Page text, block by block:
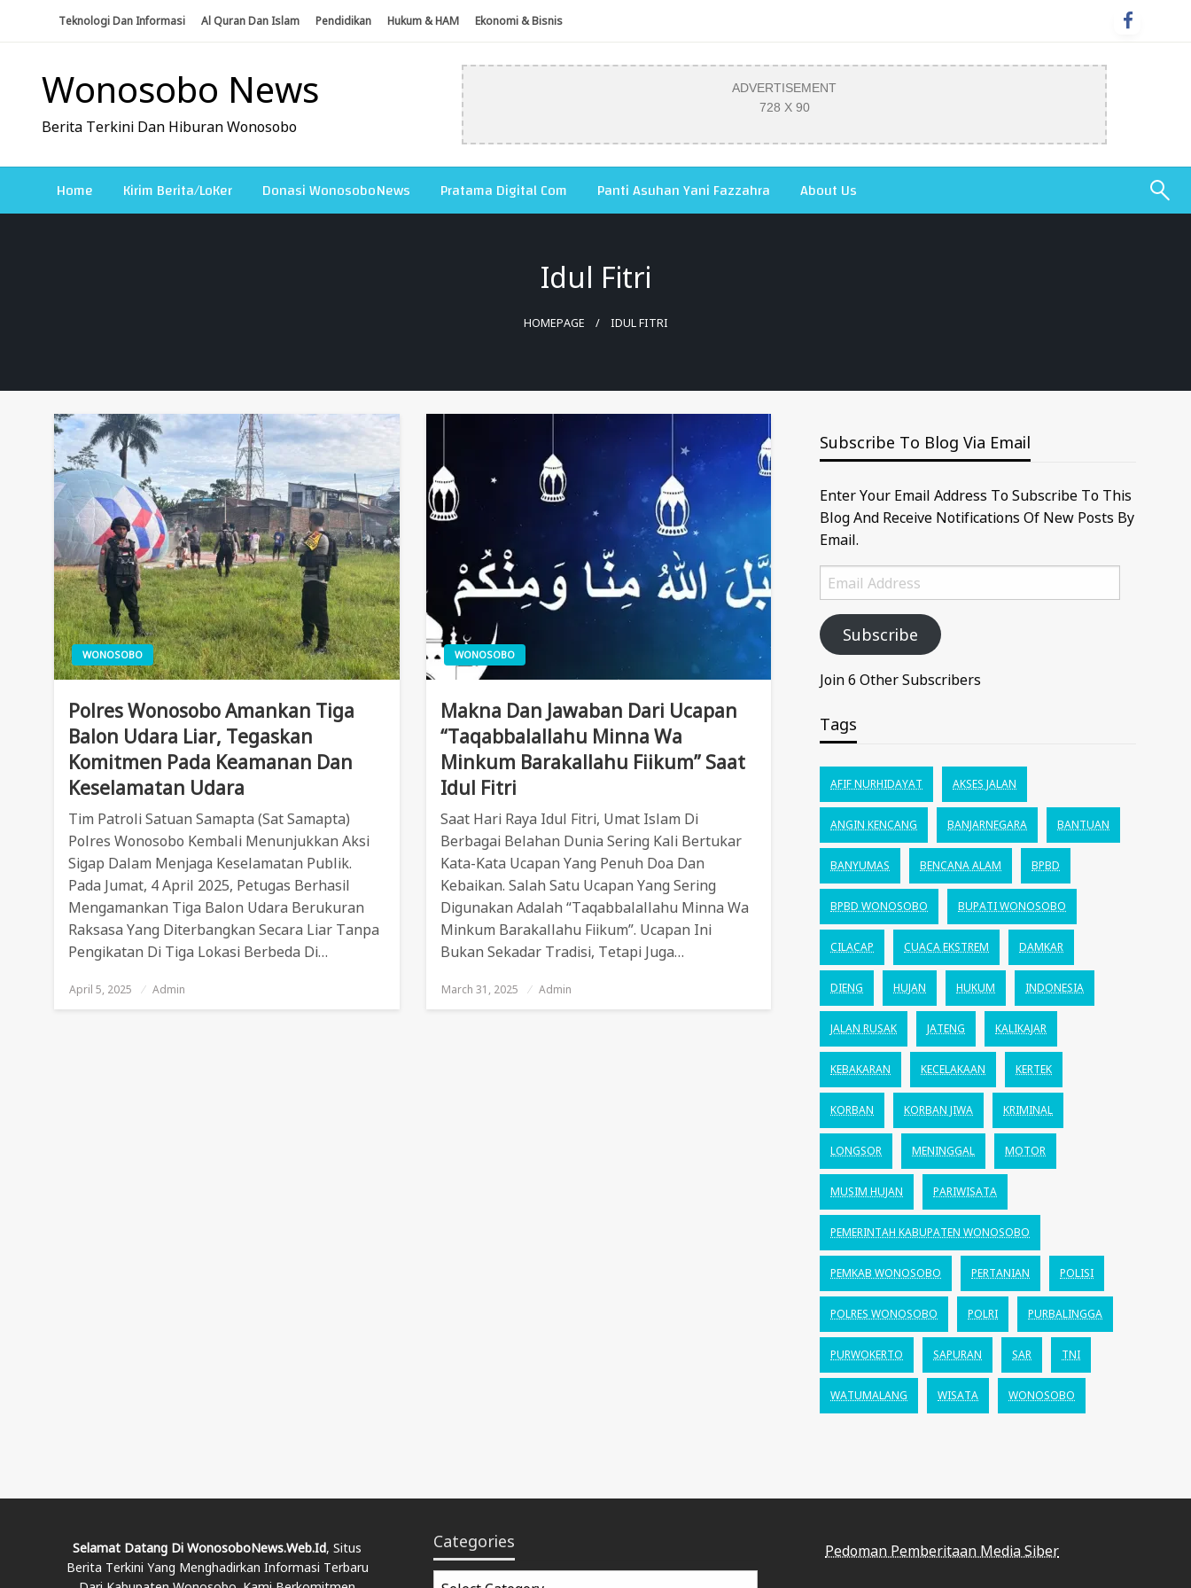
Teknologi Dan Informasi Al Quran Dan Islam Pendidikan Hukum & HAM Ekonomi & Bisnis
Wonosobo News
Berita Terkini Dan Hiburan Wonosobo
ADVERTISEMENT
728 X 90
Home Kirim Berita/LoKer Donasi WonosoboNews Pratama Digital Com Panti Asuhan Yani Fazzahra About Us
Idul Fitri
HOMEPAGE IDUL FITRI
WONOSOBO
Polres Wonosobo Amankan Tiga
Balon Udara Liar, Tegaskan
Komitmen Pada Keamanan Dan
Keselamatan Udara
Tim Patroli Satuan Samapta (Sat Samapta)
Polres Wonosobo Kembali Menunjukkan Aksi
Sigap Dalam Menjaga Keselamatan Publik.
Pada Jumat, 4 April 2025, Petugas Berhasil
Mengamankan Tiga Balon Udara Berukuran
Raksasa Yang Diterbangkan Secara Liar Tanpa
Pengikatan Di Tiga Lokasi Berbeda Di…
Posted
On
April 5, 2025 Admin
WONOSOBO
Makna Dan Jawaban Dari Ucapan
“Taqabbalallahu Minna Wa
Minkum Barakallahu Fiikum” Saat
Idul Fitri
Saat Hari Raya Idul Fitri, Umat Islam Di
Berbagai Belahan Dunia Sering Kali Bertukar
Kata-Kata Ucapan Yang Penuh Doa Dan
Kebaikan. Salah Satu Ucapan Yang Sering
Digunakan Adalah “Taqabbalallahu Minna Wa
Minkum Barakallahu Fiikum”. Ucapan Ini
Bukan Sekadar Tradisi, Tetapi Juga…
Posted
March 31, 2025 Admin
Subscribe To Blog Via Email
Enter Your Email Address To Subscribe To This
Blog And Receive Notifications Of New Posts By
Email.
Email
Address
Subscribe
Join 6 Other Subscribers
Tags
AFIF NURHIDAYAT AKSES JALAN
ANGIN KENCANG BANJARNEGARA BANTUAN
BANYUMAS BENCANA ALAM BPBD
BPBD WONOSOBO BUPATI WONOSOBO
CILACAP CUACA EKSTREM DAMKAR
DIENG HUJAN HUKUM INDONESIA
JALAN RUSAK JATENG KALIKAJAR
KEBAKARAN KECELAKAAN KERTEK
KORBAN KORBAN JIWA KRIMINAL
LONGSOR MENINGGAL MOTOR
MUSIM HUJAN PARIWISATA
PEMERINTAH KABUPATEN WONOSOBO
PEMKAB WONOSOBO PERTANIAN POLISI
POLRES WONOSOBO POLRI PURBALINGGA
PURWOKERTO SAPURAN SAR TNI
WATUMALANG WISATA WONOSOBO
Selamat Datang Di WonosoboNews.web.id, Situs
Berita Terkini Yang Menghadirkan Informasi Terbaru
Categories
Categories
Pedoman Pemberitaan Media Siber